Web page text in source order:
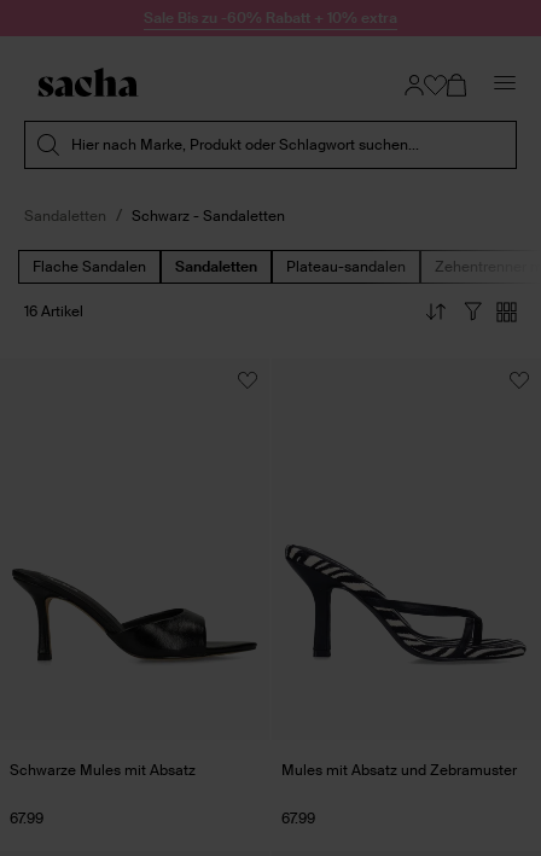
Zum Inhalt springenSale Bis zu -60% Rabatt + 10% extra
Hier nach Marke, Produkt oder Schlagwort suchen...
Sandaletten Schwarz - Sandaletten
Flache Sandalen Sandaletten Plateau-sandalen Zehentrenner
16 Artikel
Schwarze Mules mit Absatz
67.99
Mules mit Absatz und Zebramuster
67.99